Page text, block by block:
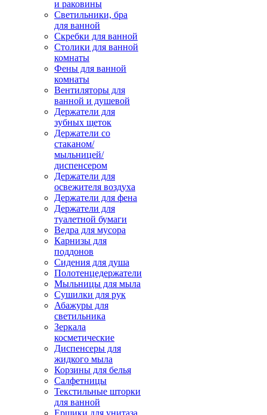
и раковины
Светильники, бра
для ванной
Скребки для ванной
Столики для ванной
комнаты
Фены для ванной
комнаты
Вентиляторы для
ванной и душевой
Держатели для
зубных щеток
Держатели со
стаканом/
мыльницей/
диспенсером
Держатели для
освежителя воздуха
Держатели для фена
Держатели для
туалетной бумаги
Ведра для мусора
Карнизы для
поддонов
Сидения для душа
Полотенцедержатели
Мыльницы для мыла
Сушилки для рук
Абажуры для
светильника
Зеркала
косметические
Диспенсеры для
жидкого мыла
Корзины для белья
Салфетницы
Текстильные шторки
для ванной
Ершики для унитаза